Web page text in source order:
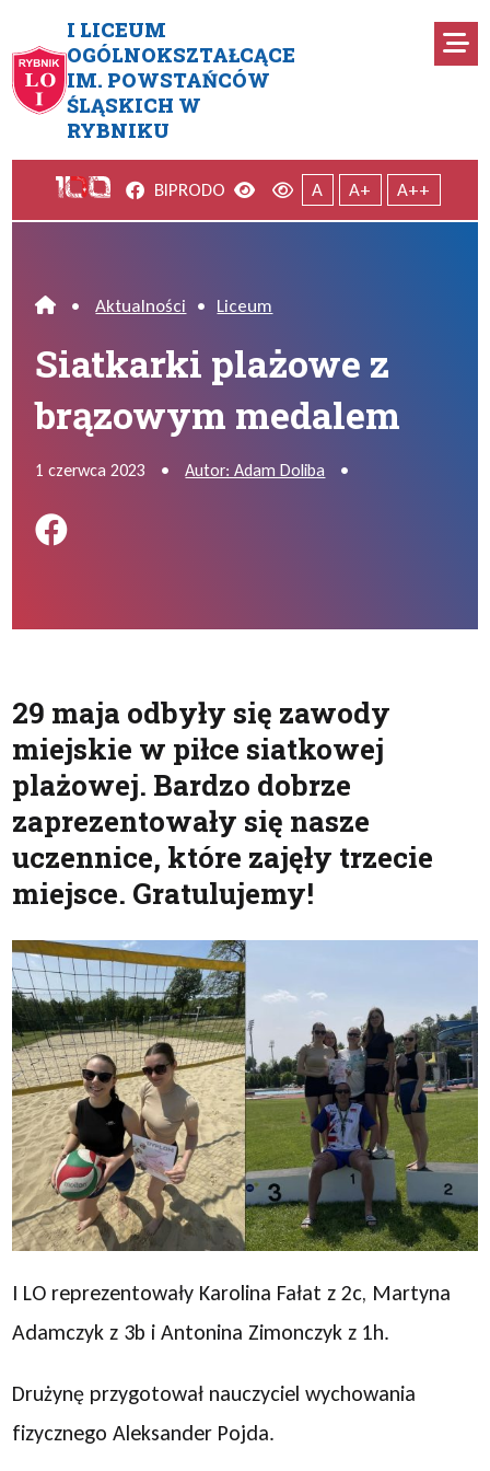
I LICEUM
OGÓLNOKSZTAŁCĄCE
IM. POWSTAŃCÓW
ŚLĄSKICH W
RYBNIKU
Siatkarki plażowe z
Facebook
BIPRODO Wersja kontrastowa
Wersja domyślna
A A+ A++
Home
• Aktualności • Liceum
Siatkarki plażowe z
brązowym medalem
1 czerwca 2023 • Autor: Adam Doliba •
Podziel się na FB
29 maja odbyły się zawody
miejskie w piłce siatkowej
plażowej. Bardzo dobrze
zaprezentowały się nasze
uczennice, które zajęły trzecie
miejsce. Gratulujemy!
I LO reprezentowały Karolina Fałat z 2c, Martyna
Adamczyk z 3b i Antonina Zimonczyk z 1h.
Drużynę przygotował nauczyciel wychowania
fizycznego Aleksander Pojda.